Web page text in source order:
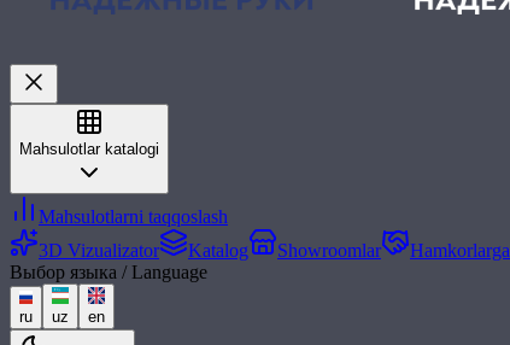
Mahsulotlar katalogi
Mahsulotlarni taqqoslash
3D Vizualizator
Katalog Showroomlar Hamkorlarga
Выбор языка / Language
ru uz en